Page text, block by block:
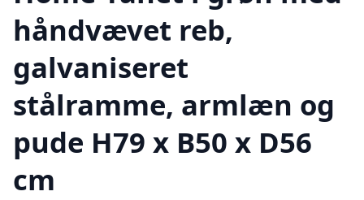
håndvævet reb,
galvaniseret
stålramme, armlæn og
pude H79 x B50 x D56
cm